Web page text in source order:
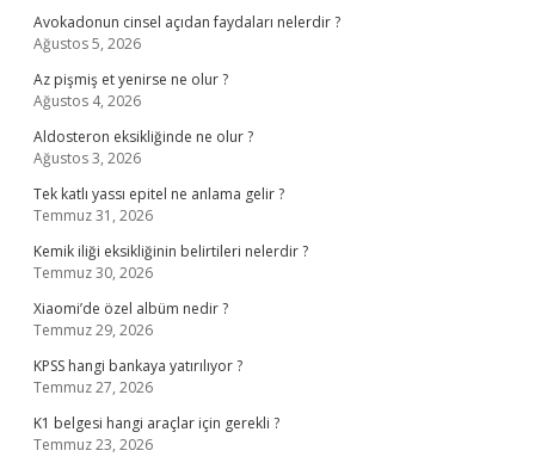
Avokadonun cinsel açıdan faydaları nelerdir ?
Ağustos 5, 2026
Az pişmiş et yenirse ne olur ?
Ağustos 4, 2026
Aldosteron eksikliğinde ne olur ?
Ağustos 3, 2026
Tek katlı yassı epitel ne anlama gelir ?
Temmuz 31, 2026
Kemik iliği eksikliğinin belirtileri nelerdir ?
Temmuz 30, 2026
Xiaomi’de özel albüm nedir ?
Temmuz 29, 2026
KPSS hangi bankaya yatırılıyor ?
Temmuz 27, 2026
K1 belgesi hangi araçlar için gerekli ?
Temmuz 23, 2026